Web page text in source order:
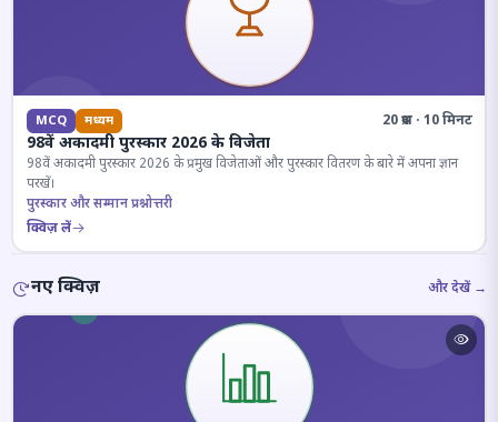
MCQ मध्यम 20 प्रश्न · 10 मिनट
98वें अकादमी पुरस्कार 2026 के विजेता
98वें अकादमी पुरस्कार 2026 के प्रमुख विजेताओं और पुरस्कार वितरण के बारे में अपना ज्ञान
परखें।
पुरस्कार और सम्मान प्रश्नोत्तरी
क्विज़ लें
नए क्विज़ और देखें →